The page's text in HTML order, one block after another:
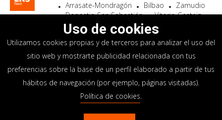
Arrasate-Mondragón Bilbao
Zamudio
Donostia-San Sebastián
Vitoria-Gasteiz
Madrid
El Astillero Bidart
SEDE SOCIAL
Goiru, 7 Arrasate-Mondragón
CP 20500 GIPUZKOA – SPAIN
+34 900 84 14 14
info@lksnext.com
Uso de cookies
Utilizamos cookies propias y de terceros para analizar el uso del
sitio web y mostrarte publicidad relacionada con tus
preferencias sobre la base de un perfil elaborado a partir de tus
hábitos de navegación (por ejemplo, páginas visitadas).
Política de cookies.